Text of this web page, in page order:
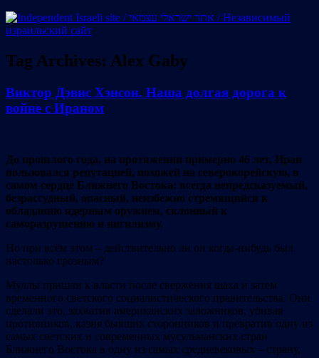
Tag Archives: Alex Gaby
Виктор Дэвис Хэнсон. Наша долгая дорога к
войне с Ираном
До прошлого года, на протяжении примерно 46 лет, Иран
пользовался репутацией, похожей на северокорейскую, в
самом сердце Ближнего Востока: всегда непредсказуемый,
безрассудный, опасный, неизбежно стремящийся к
обладанию ядерным оружием, склонный к
саморазрушению и нигилизму.
Но при всём этом – действительно ли он когда-нибудь был
настолько грозным?
Муллы пришли к власти после свержения шаха и затем
временного светского социалистического правительства. Они
сделали это, захватив американских заложников, убивая
противников, казня бывших сторонников и превратив одну из
самых светских и современных мусульманских стран
Ближнего Востока в одну из самых средневековых – страну,